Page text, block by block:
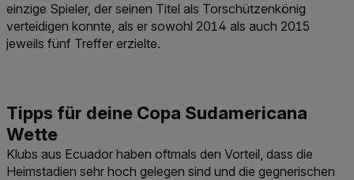
einzige Spieler, der seinen Titel als Torschützenkönig
verteidigen konnte, als er sowohl 2014 als auch 2015
jeweils fünf Treffer erzielte.
Klubs aus Ecuador haben oftmals den Vorteil, dass die
Heimstadien sehr hoch gelegen sind und die gegnerischen